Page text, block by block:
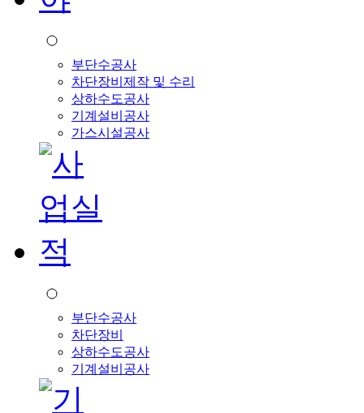
부단수공사
차단장비제작 및 수리
상하수도공사
기계설비공사
가스시설공사
부단수공사
차단장비
상하수도공사
기계설비공사